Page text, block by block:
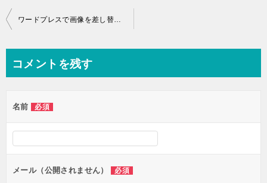
投
ビ
ー
シ
ョ
ン
コメントを残す
名前 必須
メール（公開されません） 必須